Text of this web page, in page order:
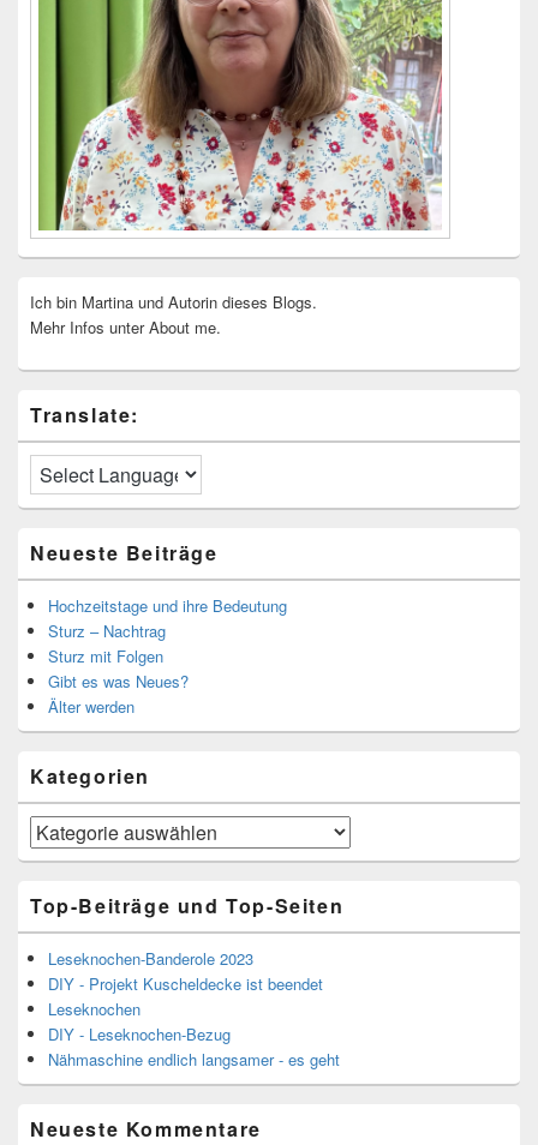
Ich bin Martina und Autorin dieses Blogs.
Mehr Infos unter About me.
Translate:
Neueste Beiträge
Hochzeitstage und ihre Bedeutung
Sturz – Nachtrag
Sturz mit Folgen
Gibt es was Neues?
Älter werden
Kategorien
Kategorien
Top-Beiträge und Top-Seiten
Leseknochen-Banderole 2023
DIY - Projekt Kuscheldecke ist beendet
Leseknochen
DIY - Leseknochen-Bezug
Nähmaschine endlich langsamer - es geht
Neueste Kommentare